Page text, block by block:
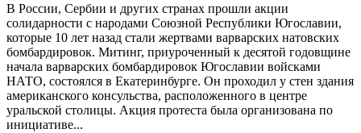
В России, Сербии и других странах прошли акции
солидарности с народами Союзной Республики Югославии,
которые 10 лет назад стали жертвами варварских натовских
бомбардировок. Митинг, приуроченный к десятой годовщине
начала варварских бомбардировок Югославии войсками
НАТО, состоялся в Екатеринбурге. Он проходил у стен здания
американского консульства, расположенного в центре
уральской столицы. Акция протеста была организована по
инициативе...